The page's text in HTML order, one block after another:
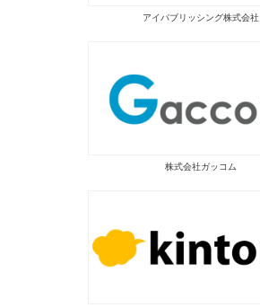
アイパブリッシング株式会社
株式会社ガッコム